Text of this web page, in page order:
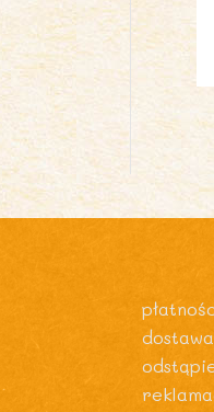
dostawa